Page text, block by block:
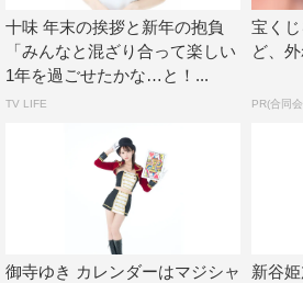
あとは仕事もプライベートもとに
日を過ごすこと！ これは毎年の目
十味 年末の挨拶と新年の抱負
「みんなと混ざり合って楽しい
1年を過ごせたかな…と！...
TV LIFE
宝く
ど、
PR(合同
御寺ゆき カレンダーはマジシャ
新谷